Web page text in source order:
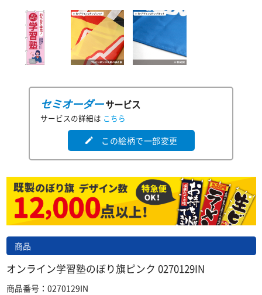
セミオーダーサービス
サービスの詳細は こちら
edit この絵柄で一部変更
商品
オンライン学習塾のぼり旗ピンク 0270129IN
商品番号：0270129IN